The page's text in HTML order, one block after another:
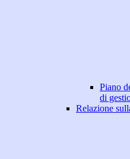
Piano
di
Relazione